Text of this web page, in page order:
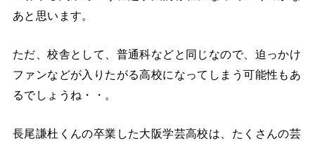
あと思います。
ただ、校舎として、普通科などと同じなので、迫っかけ
ファンなどが入りたがる高校になってしまう可能性もあ
るでしょうね・・。
長尾謙杜くんの卒業した大阪学芸高校は、たくさんの芸